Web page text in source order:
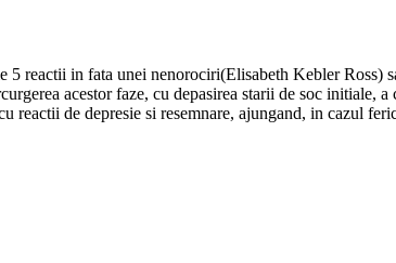
reactii in fata unei nenorociri(Elisabeth Kebler Ross)
acestor faze, cu depasirea starii de soc initiale,
reactii de depresie si resemnare, ajungand, in cazul